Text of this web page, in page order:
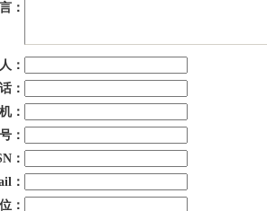
：
：
：
：
：
：
：
：